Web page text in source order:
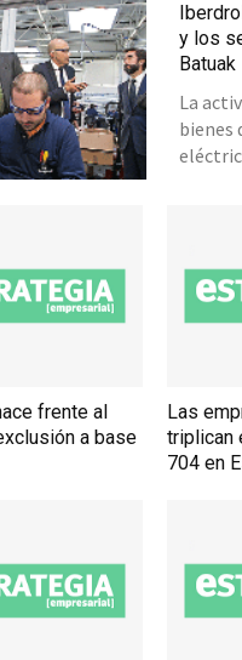
y los
Batuak
La
bienes
un
24
que es
al
frente al
a base
Las
triplican
704 en